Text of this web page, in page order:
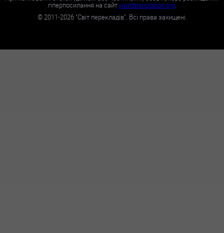
гіперпосилання на сайтworldtranslation.org.
©2011-2026"Світ перекладів". Всі права захищені.